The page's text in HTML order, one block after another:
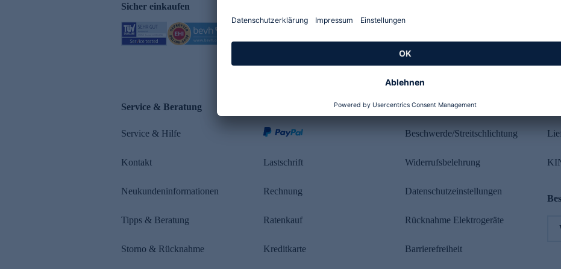
Sicher einkaufen
Service & Beratung
Service & Hilfe
Kontakt
Neukundeninformationen
Tipps & Beratung
Storno & Rücknahme
Lastschrift
Rechnung
Ratenkauf
Kreditkarte
Rechtliches
Beschwerde/Streitschlichtung
Widerrufsbelehrung
Datenschutzeinstellungen
Rücknahme Elektrogeräte
Barrierefreiheit